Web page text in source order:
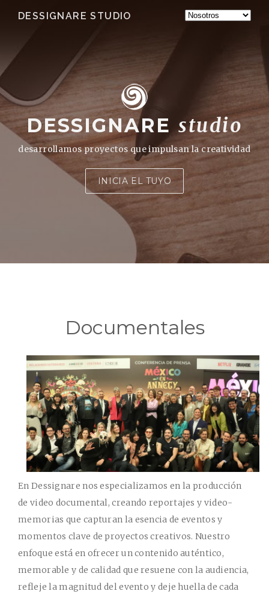
DESSIGNARE STUDIO
DESSIGNARE studio
desarrollamos proyectos que impulsan la creatividad
INICIA EL TUYO
Documentales
En Dessignare nos especializamos en la producción
de video documental, creando reportajes y video-
memorias que capturan la esencia de eventos y
momentos clave de proyectos creativos. Nuestro
enfoque está en ofrecer un contenido auténtico,
memorable y de calidad que resuene con la audiencia,
refleje la magnitud del evento y deje huella de cada